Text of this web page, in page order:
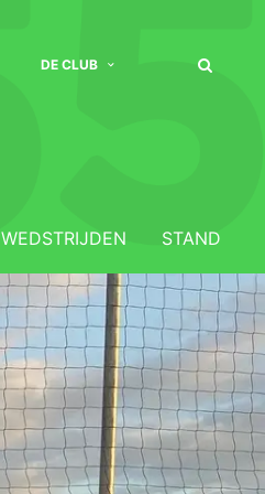
DE CLUB
WEDSTRIJDEN STAND